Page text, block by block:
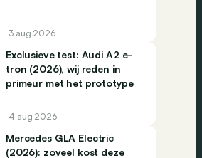
3 aug 2026
Exclusieve test: Audi A2 e-
tron (2026), wij reden in
primeur met het prototype
4 aug 2026
Mercedes GLA Electric
(2026): zoveel kost deze